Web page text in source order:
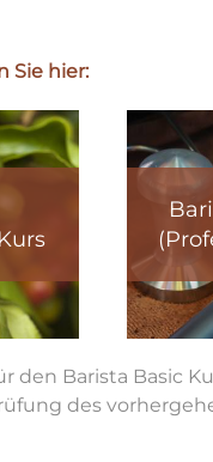
Sie hier:
Barista Basic
des